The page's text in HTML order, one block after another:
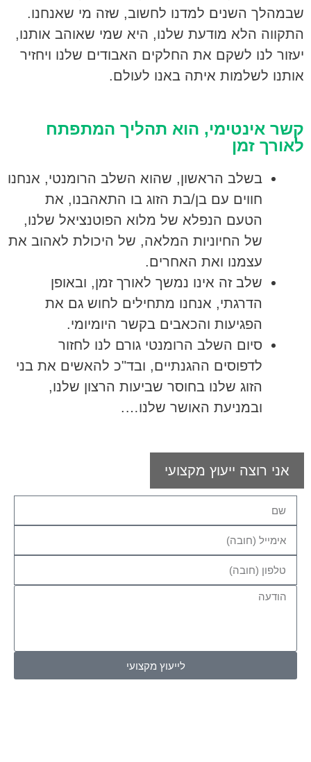
שבמהלך השנים למדנו לחשוב, שזה מי שאנחנו.
התקווה הלא מודעת שלנו, היא שמי שאוהב אותנו,
יעזור לנו לשקם את החלקים האבודים שלנו ויחזיר
אותנו לשלמות איתה באנו לעולם.
קשר אינטימי, הוא תהליך המתפתח
לאורך זמן
בשלב הראשון, שהוא השלב הרומנטי, אנחנו
חווים עם בן/בת הזוג בו התאהבנו, את
הטעם הנפלא של מלוא הפוטנציאל שלנו,
של החיוניות המלאה, של היכולת לאהוב את
עצמנו ואת האחרים.
שלב זה אינו נמשך לאורך זמן, ובאופן
הדרגתי, אנחנו מתחילים לחוש גם את
הפגיעות והכאבים בקשר היומיומי.
סיום השלב הרומנטי גורם לנו לחזור
לדפוסים ההגנתיים, ובד"כ להאשים את בני
הזוג שלנו בחוסר שביעות הרצון שלנו,
ובמניעת האושר שלנו….
אני רוצה ייעוץ מקצועי
לייעוץ מקצועי